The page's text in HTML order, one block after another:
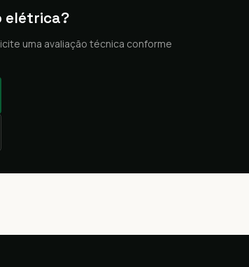
elétrica?
uma avaliação técnica conforme